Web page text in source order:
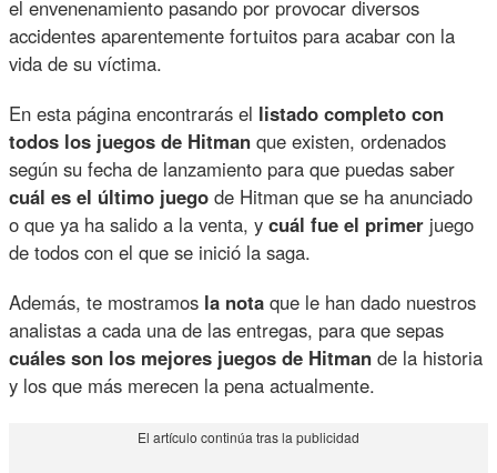
el envenenamiento pasando por provocar diversos
accidentes aparentemente fortuitos para acabar con la
vida de su víctima.
En esta página encontrarás el listado completo con
todos los juegos de Hitman que existen, ordenados
según su fecha de lanzamiento para que puedas saber
cuál es el último juego de Hitman que se ha anunciado
o que ya ha salido a la venta, ycuál fue el primer juego
de todos con el que se inició la saga.
Además, te mostramos la nota que le han dado nuestros
analistas a cada una de las entregas, para que sepas
cuáles son los mejores juegos de Hitman de la historia
y los que más merecen la pena actualmente.